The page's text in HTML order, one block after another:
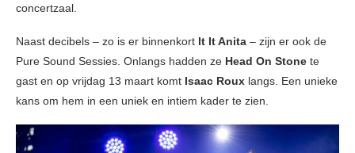
concertzaal.
Naast decibels – zo is er binnenkort It It Anita – zijn er ook de
Pure Sound Sessies. Onlangs hadden ze Head On Stone te
gast en op vrijdag 13 maart komt Isaac Roux langs. Een unieke
kans om hem in een uniek en intiem kader te zien.